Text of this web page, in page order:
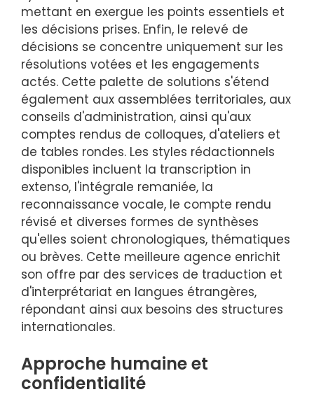
mettant en exergue les points essentiels et
les décisions prises. Enfin, le relevé de
décisions se concentre uniquement sur les
résolutions votées et les engagements
actés. Cette palette de solutions s'étend
également aux assemblées territoriales, aux
conseils d'administration, ainsi qu'aux
comptes rendus de colloques, d'ateliers et
de tables rondes. Les styles rédactionnels
disponibles incluent la transcription in
extenso, l'intégrale remaniée, la
reconnaissance vocale, le compte rendu
révisé et diverses formes de synthèses
qu'elles soient chronologiques, thématiques
ou brèves. Cette meilleure agence enrichit
son offre par des services de traduction et
d'interprétariat en langues étrangères,
répondant ainsi aux besoins des structures
internationales.
Approche humaine et
confidentialité